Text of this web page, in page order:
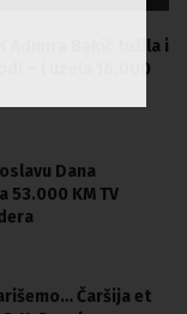
Admira Bakić tužila i
– i uzela 16.000
Dana
KM TV
Čaršija et